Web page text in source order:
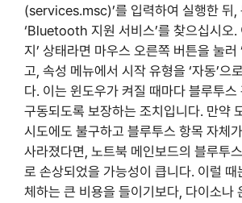
(services.msc)’를 입력하여 실행한 뒤,
‘Bluetooth 지원 서비스’를 찾으십시오.
지’ 상태라면 마우스 오른쪽 버튼을 눌러
고, 속성 메뉴에서 시작 유형을 ‘자동’으
다. 이는 윈도우가 켜질 때마다 블루투스
구동되도록 보장하는 조치입니다. 만약
시도에도 불구하고 블루투스 항목 자체
사라졌다면, 노트북 메인보드의 블루투
로 손상되었을 가능성이 큽니다. 이럴 때
체하는 큰 비용을 들이기보다, 다이소나